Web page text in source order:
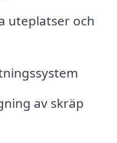
uteplatser och
av skräp